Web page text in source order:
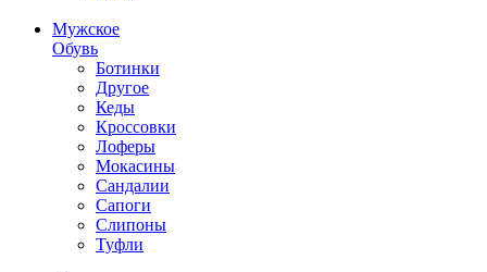
Мужское
Обувь
Ботинки
Другое
Кеды
Кроссовки
Лоферы
Мокасины
Сандалии
Сапоги
Слипоны
Туфли